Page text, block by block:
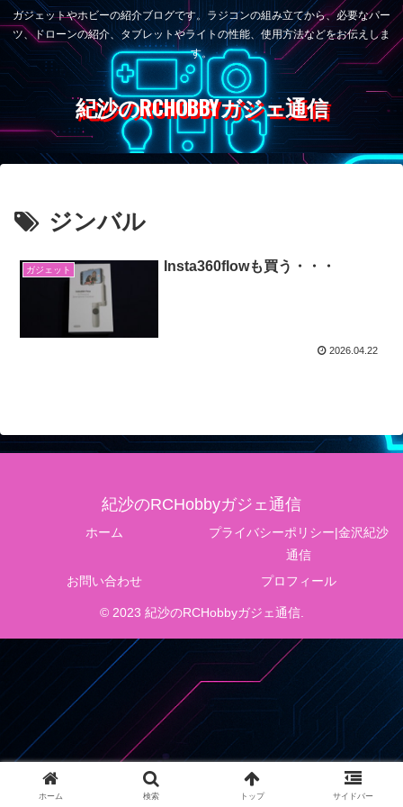
ガジェットやホビーの紹介ブログです。ラジコンの組み立てから、必要なパー
ツ、ドローンの紹介、タブレットやライトの性能、使用方法などをお伝えしま
す。
紀沙のRCHOBBYガジェ通信
ジンバル
ガジェット Insta360flowも買う・・・
2026.04.22
紀沙のRCHobbyガジェ通信
ホーム
プライバシーポリシー|金沢紀沙
通信
お問い合わせ
プロフィール
© 2023 紀沙のRCHobbyガジェ通信.
ホーム 検索 トップ サイドバー